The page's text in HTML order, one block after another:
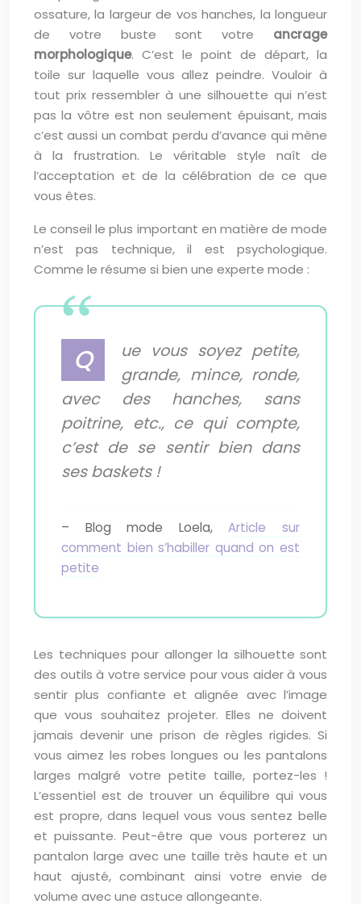
ossature, la largeur de vos hanches, la longueur
de votre buste sont votre ancrage
morphologique. C’est le point de départ, la
toile sur laquelle vous allez peindre. Vouloir à
tout prix ressembler à une silhouette qui n’est
pas la vôtre est non seulement épuisant, mais
c’est aussi un combat perdu d’avance qui mène
à la frustration. Le véritable style naît de
l’acceptation et de la célébration de ce que
vous êtes.
Le conseil le plus important en matière de mode
n’est pas technique, il est psychologique.
Comme le résume si bien une experte mode :
Q
ue vous soyez petite,
grande, mince, ronde,
avec des hanches, sans
poitrine, etc., ce qui compte,
c’est de se sentir bien dans
ses baskets !
– Blog mode Loela,Article sur
comment bien s’habiller quand on est
petite
Les techniques pour allonger la silhouette sont
des outils à votre service pour vous aider à vous
sentir plus confiante et alignée avec l’image
que vous souhaitez projeter. Elles ne doivent
jamais devenir une prison de règles rigides. Si
vous aimez les robes longues ou les pantalons
larges malgré votre petite taille, portez-les !
L’essentiel est de trouver un équilibre qui vous
est propre, dans lequel vous vous sentez belle
et puissante. Peut-être que vous porterez un
pantalon large avec une taille très haute et un
haut ajusté, combinant ainsi votre envie de
volume avec une astuce allongeante.